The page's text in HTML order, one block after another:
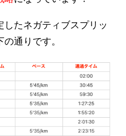
したネガティブスプリッ
通りです。